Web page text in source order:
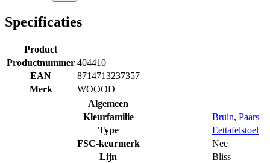
Specificaties
Product
Productnummer 404410
EAN
8714713237357
Merk
WOOOD
Algemeen
Kleurfamilie
Bruin, Paars
Type
Eettafelstoel
FSC-keurmerk
Nee
Lijn
Bliss